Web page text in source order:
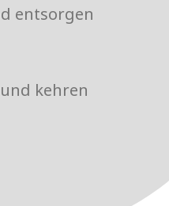
entsorgen
kehren